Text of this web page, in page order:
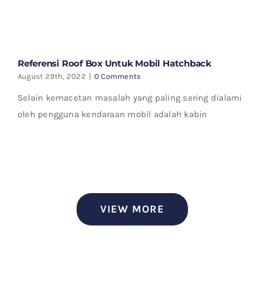
Referensi Roof Box Untuk Mobil Hatchback
August 29th, 2022 | 0 Comments
Selain kemacetan masalah yang paling sering dialami
oleh pengguna kendaraan mobil adalah kabin
VIEW MORE